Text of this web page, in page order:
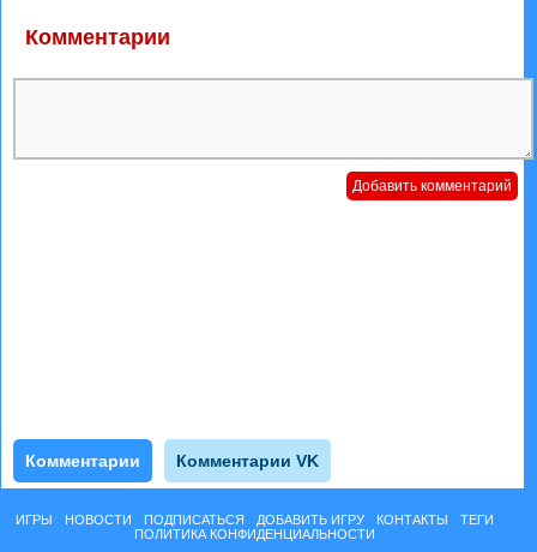
Комментарии
Комментарии Комментарии VK
ИГРЫ НОВОСТИ ПОДПИСАТЬСЯ ДОБАВИТЬ ИГРУ КОНТАКТЫ
ТЕГИ
ПОЛИТИКА КОНФИДЕНЦИАЛЬНОСТИ